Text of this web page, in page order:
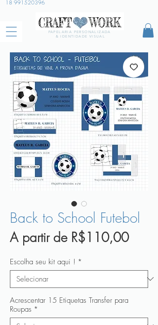
18 991520396
PAPELARIA PERSONALIZADA
& IDENTIDADE VISUAL
Back to School Futebol
A partir de R$110,00Preço
Escolha seu kit aqui ! *
Acrescentar 15 Etiquetas Transfer para
Roupas *